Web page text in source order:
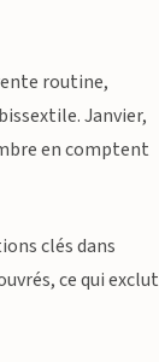
routine,
Janvier,
en comptent
clés dans
ce qui exclut